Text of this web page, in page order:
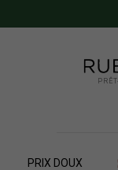
PRIX DOUX